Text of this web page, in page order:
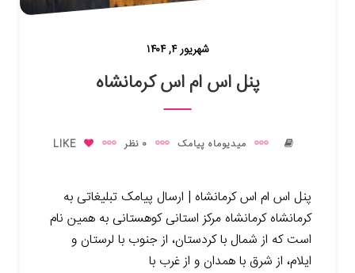
شهریور ۴, ۱۴۰۴
پنل اس ام اس کرمانشاه
میدیوماه پیامک 0 نظر LIKE
پنل اس ام اس کرمانشاه | ارسال پیامک تبلیغاتی به
کرمانشاه کرمانشاه مرکز استانی کوهستانی به همین نام
است که از شمال با کردستان، از جنوب با لرستان و
ایلام، از شرق با همدان و از غرب با